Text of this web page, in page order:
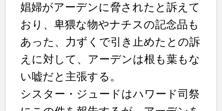
娼婦がアーデンに脅されたと訴えて
おり、卑猥な物やナチスの記念品も
あった、力ずくで引き止めたとの訴
えに対して、アーデンは根も葉もな
い嘘だと主張する。
シスター・ジュードはハワード司祭